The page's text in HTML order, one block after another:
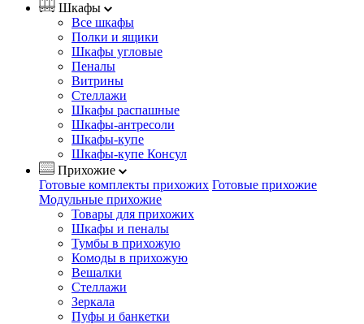
Шкафы
Все шкафы
Полки и ящики
Шкафы угловые
Пеналы
Витрины
Стеллажи
Шкафы распашные
Шкафы-антресоли
Шкафы-купе
Шкафы-купе Консул
Прихожие
Готовые комплекты прихожих Готовые прихожие
Модульные прихожие
Товары для прихожих
Шкафы и пеналы
Тумбы в прихожую
Комоды в прихожую
Вешалки
Стеллажи
Зеркала
Пуфы и банкетки